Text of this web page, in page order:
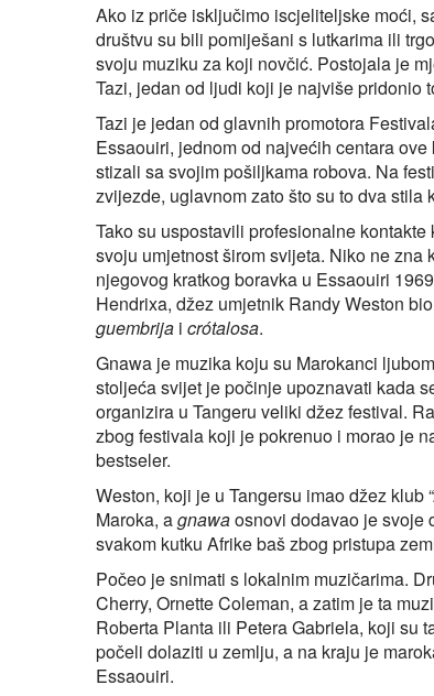
Ako iz priče isključimo iscjeliteljske moći,
društvu su bili pomiješani s lutkarima ili
svoju muziku za koji novčić. Postojala je
Tazi, jedan od ljudi koji je najviše pridonio
Tazi je jedan od glavnih promotora
Essaouiri, jednom od najvećih centara
stizali sa svojim pošiljkama robova. Na
zvijezde, uglavnom zato što su to dva stila
Tako su uspostavili profesionalne
svoju umjetnost širom svijeta. Niko ne
njegovog kratkog boravka u Essaouiri
Hendrixa, džez umjetnik Randy Weston
guembrija i crótalosa.
Gnawa je muzika koju su Marokanci
stoljeća svijet je počinje upoznavati kada
organizira u Tangeru veliki džez festival.
zbog festivala koji je pokrenuo i morao je
bestseler.
Weston, koji je u Tangersu imao džez
Maroka, agnawaosnovi dodavao je svoje
svakom kutku Afrike baš zbog pristupa
Počeo je snimati s lokalnim muzičarima.
Cherry, Ornette Coleman, a zatim je ta
Roberta Planta ili Petera Gabriela, koji su
počeli dolaziti u zemlju, a na kraju je
Essaouiri.